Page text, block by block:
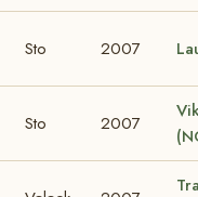
Sto 2007
Sto 2007